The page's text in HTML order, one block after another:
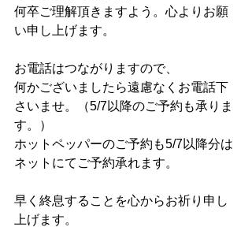
何卒ご理解頂きますよう。心よりお願
い申し上げます。
お電話はつながりますので、
何かございましたら遠慮なくお電話下
さいませ。（5/7以降のご予約も承りま
す。）
ホットペッパーのご予約も5/7以降分は
ネットにてご予約承れます。
早く終息することを心からお祈り申し
上げます。